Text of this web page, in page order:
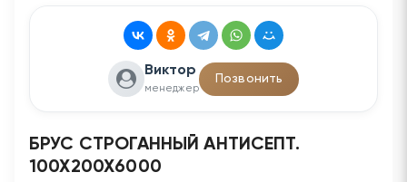
Виктор
менеджер
Позвонить
БРУС СТРОГАННЫЙ АНТИСЕПТ.
100Х200Х6000